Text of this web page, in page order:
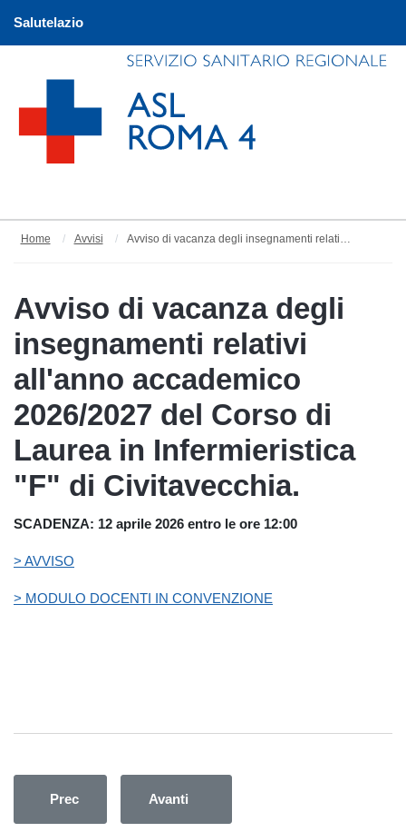
Salutelazio
Home Avvisi Avviso di vacanza degli insegnamenti relativi all'anno accademico 2026/2027 del Corso di Laurea in Infermieristica "F" di Civitavecchia.
Avviso di vacanza degli
insegnamenti relativi
all'anno accademico
2026/2027 del Corso di
Laurea in Infermieristica
"F" di Civitavecchia.
SCADENZA: 12 aprile 2026 entro le ore 12:00
> AVVISO
> MODULO DOCENTI IN CONVENZIONE
Articolo precedente: Manifestazione di interesse per lo
Prec Articolo successivo: Manifestazione di
Avanti